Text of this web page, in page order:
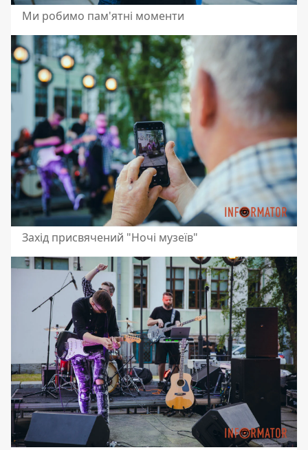
Ми робимо пам'ятні моменти
Захід присвячений "Ночі музеїв"